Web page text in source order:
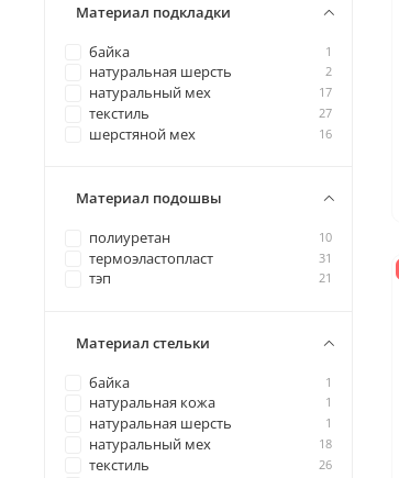
Материал подкладки
байка 1
натуральная шерсть 2
натуральный мех 17
текстиль 27
шерстяной мех 16
Материал подошвы
полиуретан 10
термоэластопласт 31
тэп 21
Материал стельки
байка 1
натуральная кожа 1
натуральная шерсть 1
натуральный мех 18
текстиль 26